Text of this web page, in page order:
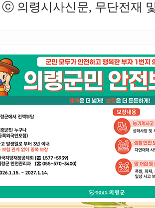
ⓒ 의령시사신문, 무단전재